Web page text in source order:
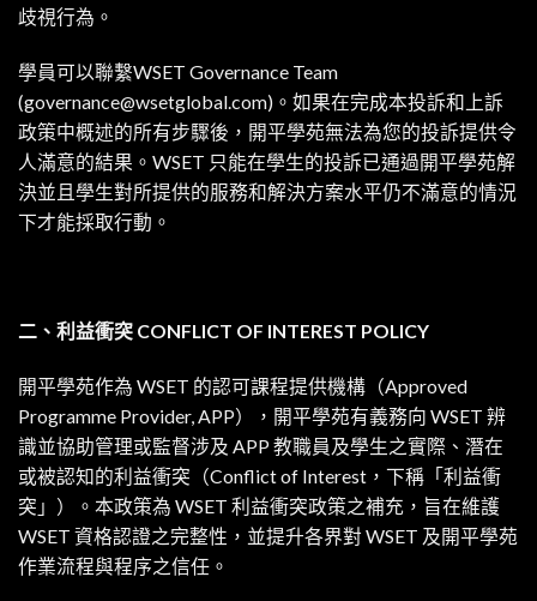
歧視行為。
學員可以聯繫WSET Governance Team
(governance@wsetglobal.com)。如果在完成本投訴和上訴
政策中概述的所有步驟後，開平學苑無法為您的投訴提供令
人滿意的結果。WSET 只能在學生的投訴已通過開平學苑解
決並且學生對所提供的服務和解決方案水平仍不滿意的情況
下才能採取行動。
二、 利益衝突 CONFLICT OF INTEREST POLICY
開平學苑作為 WSET 的認可課程提供機構（Approved
Programme Provider, APP），開平學苑有義務向 WSET 辨
識並協助管理或監督涉及 APP 教職員及學生之實際、潛在
或被認知的利益衝突（Conflict of Interest，下稱「利益衝
突」）。本政策為 WSET 利益衝突政策之補充，旨在維護
WSET 資格認證之完整性，並提升各界對 WSET 及開平學苑
作業流程與程序之信任。